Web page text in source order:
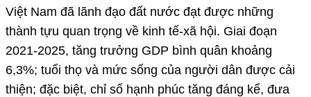
Việt Nam đã lãnh đạo đất nước đạt được những
thành tựu quan trọng về kinh tế-xã hội. Giai đoạn
2021-2025, tăng trưởng GDP bình quân khoảng
6,3%; tuổi thọ và mức sống của người dân được cải
thiện; đặc biệt, chỉ số hạnh phúc tăng đáng kể, đưa